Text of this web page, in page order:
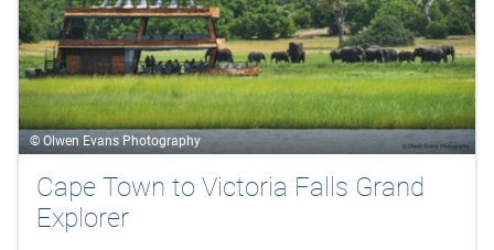
© Olwen Evans Photography
Cape Town to Victoria Falls Grand
Explorer